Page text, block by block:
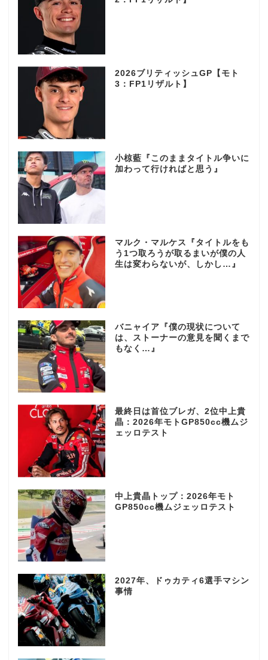
2026ブリティッシュGP【モト
3：FP1リザルト】
小椋藍『このままタイトル争いに
加わって行ければと思う』
マルク・マルケス『タイトルをも
う1つ取ろうが取るまいが僕の人
生は変わらないが、しかし…』
バニャイア『僕の現状について
は、ストーナーの意見を聞くまで
もなく…』
最終日は首位ブレガ、2位中上貴
晶：2026年モトGP850cc機ムジ
ェッロテスト
中上貴晶トップ：2026年モト
GP850cc機ムジェッロテスト
2027年、ドゥカティ6選手マシン
事情